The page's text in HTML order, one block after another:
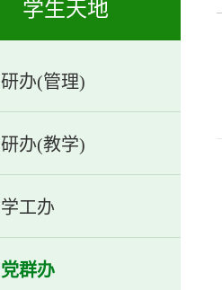
学生天地
研办(管理)
研办(教学)
学工办
党群办